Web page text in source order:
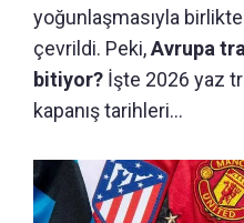
yoğunlaşmasıyla
çevrildi. Peki,Avrupa
bitiyor? İşte 2026 yaz
kapanış tarihleri...